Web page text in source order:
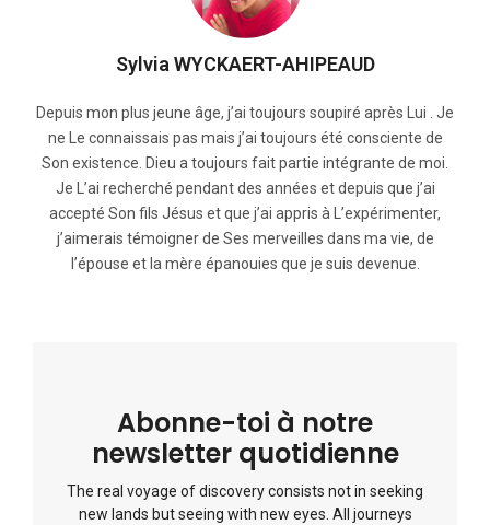
Sylvia WYCKAERT-AHIPEAUD
Depuis mon plus jeune âge, j’ai toujours soupiré après Lui . Je
ne Le connaissais pas mais j’ai toujours été consciente de
Son existence. Dieu a toujours fait partie intégrante de moi.
Je L’ai recherché pendant des années et depuis que j’ai
accepté Son fils Jésus et que j’ai appris à L’expérimenter,
j’aimerais témoigner de Ses merveilles dans ma vie, de
l’épouse et la mère épanouies que je suis devenue.
Abonne-toi à notre
newsletter quotidienne
The real voyage of discovery consists not in seeking
new lands but seeing with new eyes. All journeys